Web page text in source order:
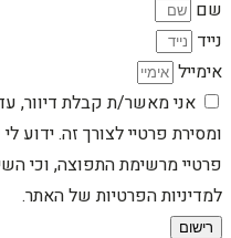
שם
נייד
אימייל
אני מאשר/ת קבלת דיוור,
ומסירת פרטיי לצורך זה. ידוע
פרטיי מרשימת התפוצה, וכי
למדיניות הפרטיות של האתר.
רישום